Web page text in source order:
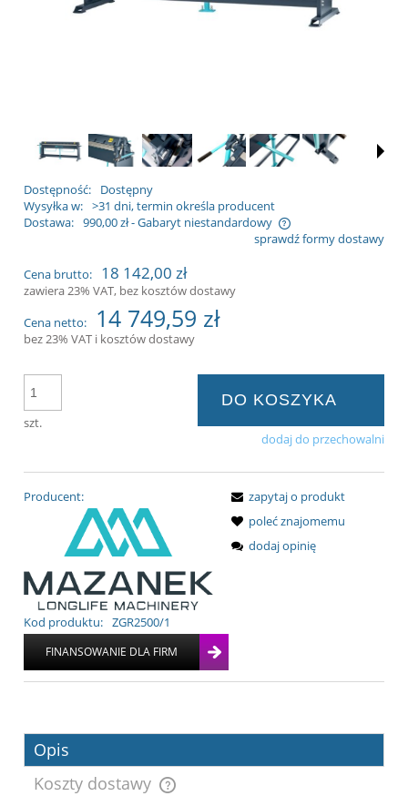
Dostępność:
Dostępny
Wysyłka w: >31 dni, termin określa producent
Dostawa: 990,00 zł- Gabaryt niestandardowy
płatności
sprawdź formy dostawy
Cena brutto: 18 142,00 zł
zawiera 23% VAT, bez kosztów dostawy
Cena netto:
14 749,59 zł
bez 23% VAT i kosztów dostawy
szt.
DO KOSZYKA
dodaj do przechowalni
Producent:
Kod produktu: ZGR2500/1
zapytaj o produkt
poleć znajomemu
dodaj opinię
Opis
Koszty dostawy